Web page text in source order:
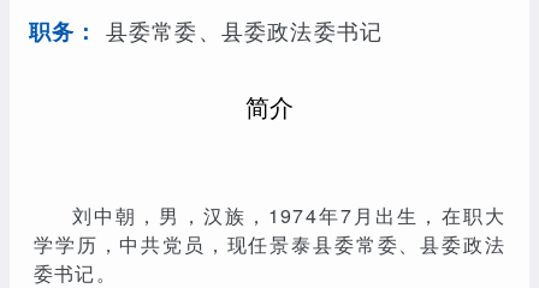
职务： 县委常委、县委政法委书记
简介
刘中朝，男，汉族，1974年7月出生，在职大
学学历，中共党员，现任景泰县委常委、县委政法
委书记。